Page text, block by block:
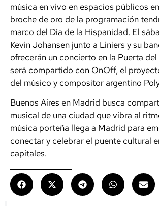
música en vivo en espacios públicos
broche de oro de la programación
marco del Día de la Hispanidad. El
Kevin Johansen junto a Liniers y su
ofrecerán un concierto en la Puerta
será compartido con OnOff, el
del músico y compositor argentino
Buenos Aires en Madrid busca
musical de una ciudad que vibra al
música porteña llega a Madrid para
conectar y celebrar el puente cultural
capitales.